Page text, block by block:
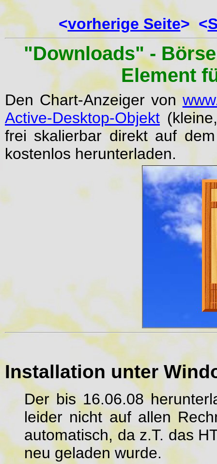
<vorherige Seite> <
"Downloads" -
Element
Den Chart-Anzeiger von
Active-Desktop-Objekt
frei skalierbar direkt auf
kostenlos herunterladen.
Installation unter
Der bis 16.06.08
leider nicht auf allen
automatisch, da z.T. das
neu geladen wurde.